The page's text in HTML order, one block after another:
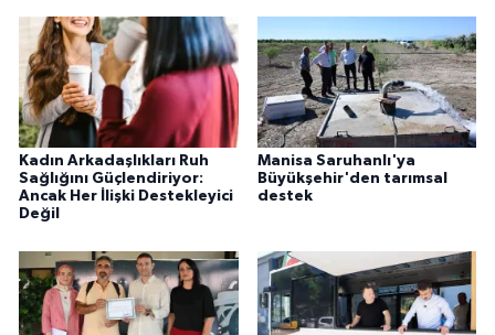
Kadın Arkadaşlıkları Ruh
Sağlığını Güçlendiriyor:
Ancak Her İlişki Destekleyici
Değil
Manisa Saruhanlı'ya
Büyükşehir'den tarımsal
destek